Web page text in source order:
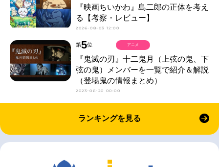
『映画ちいかわ』島二郎の正体を考え
る【考察・レビュー】
2026-08-03 12:00
第5位
『鬼滅の刃』十二鬼月（上弦の鬼、下
弦の鬼）メンバーを一覧で紹介＆解説
（登場鬼の情報まとめ）
2023-06-20 00:00
アニメ
ランキングを見る